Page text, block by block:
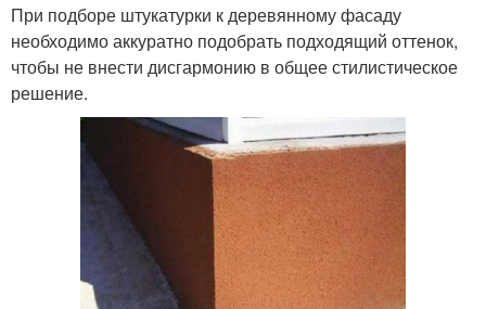
При подборе штукатурки к деревянному фасаду
необходимо аккуратно подобрать подходящий оттенок,
чтобы не внести дисгармонию в общее стилистическое
решение.